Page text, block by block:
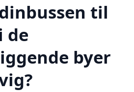
til
de
byer